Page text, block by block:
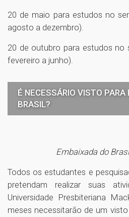
20 de maio para estudos no
agosto a dezembro).
20 de outubro para estudos no
fevereiro a junho).
É NECESSÁRIO VISTO PARA
BRASIL?
Embaixada do
Todos os estudantes e
pretendam realizar suas
Universidade Presbiteriana
meses necessitarão de um